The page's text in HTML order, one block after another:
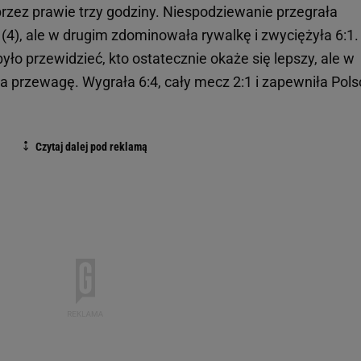
prawie trzy godziny. Niespodziewanie przegrała
ale w drugim zdominowała rywalkę i zwyciężyła 6:1.
przewidzieć, kto ostatecznie okaże się lepszy, ale w
Wygrała 6:4, cały mecz 2:1 i zapewniła